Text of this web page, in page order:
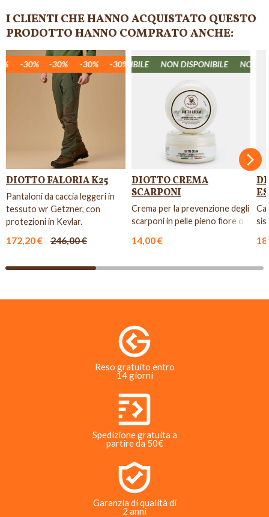
I CLIENTI CHE HANNO ACQUISTATO QUESTO
PRODOTTO HANNO COMPRATO ANCHE:
-30% -30% -30% -30% -30% -30% -30% -30%
DIOTTO FALORIA K25
Pantaloni da caccia leggeri in
tessuto wr Getzner, con
protezioni in Kevlar.
172,20 € 246,00 €
DISPONIBILE NON DISPONIBILE NON DISPONIBILE NON
DIOTTO CREMA
SCARPONI
Crema per la prevenzione degli
scarponi in pelle pieno fiore o
14,00 €
Reso gratuito entro
14 giorni
Spedizione gratuita a
partire da 50€
Garanzia di qualità di
2 anni